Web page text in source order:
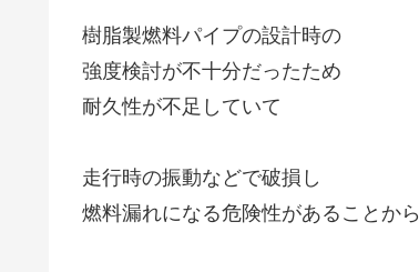
樹脂製燃料パイプの設計時の
強度検討が不十分だったため
耐久性が不足していて
走行時の振動などで破損し
燃料漏れになる危険性があることから